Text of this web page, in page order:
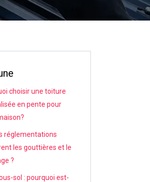
choisir une toiture
en pente pour
réglementations
les gouttières et le
?
sol : pourquoi est-